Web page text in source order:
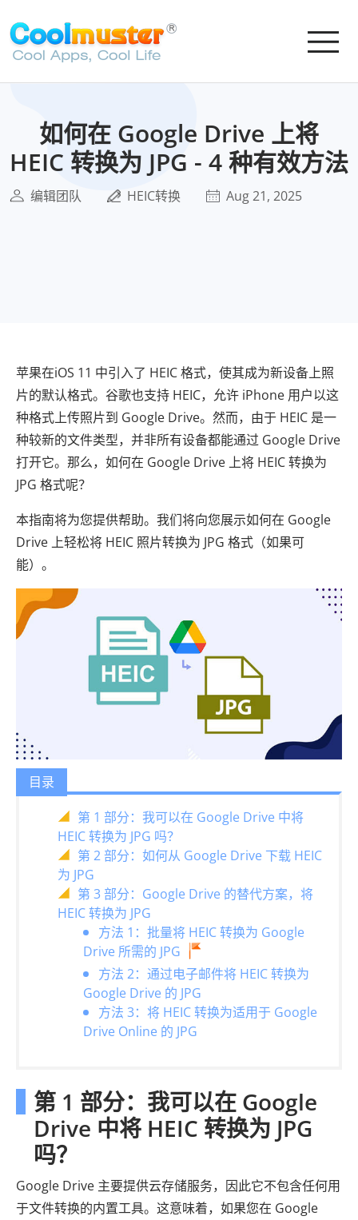
如何在 Google Drive 上将
HEIC 转换为 JPG - 4 种有效方法
编辑团队 HEIC转换 Aug 21, 2025
苹果在iOS 11 中引入了 HEIC 格式，使其成为新设备上照
片的默认格式。谷歌也支持 HEIC，允许 iPhone 用户以这
种格式上传照片到 Google Drive。然而，由于 HEIC 是一
种较新的文件类型，并非所有设备都能通过 Google Drive
打开它。那么，如何在 Google Drive 上将 HEIC 转换为
JPG 格式呢？
本指南将为您提供帮助。我们将向您展示如何在 Google
Drive 上轻松将 HEIC 照片转换为 JPG 格式（如果可
能）。
目录
第 1 部分：我可以在 Google Drive 中将
HEIC 转换为 JPG 吗？
第 2 部分：如何从 Google Drive 下载 HEIC
为 JPG
第 3 部分：Google Drive 的替代方案，将
HEIC 转换为 JPG
方法 1：批量将 HEIC 转换为 Google
Drive 所需的 JPG
方法 2：通过电子邮件将 HEIC 转换为
Google Drive 的 JPG
方法 3：将 HEIC 转换为适用于 Google
Drive Online 的 JPG
第 1 部分：我可以在 Google
Drive 中将 HEIC 转换为 JPG
吗？
Google Drive 主要提供云存储服务，因此它不包含任何用
于文件转换的内置工具。这意味着，如果您在 Google